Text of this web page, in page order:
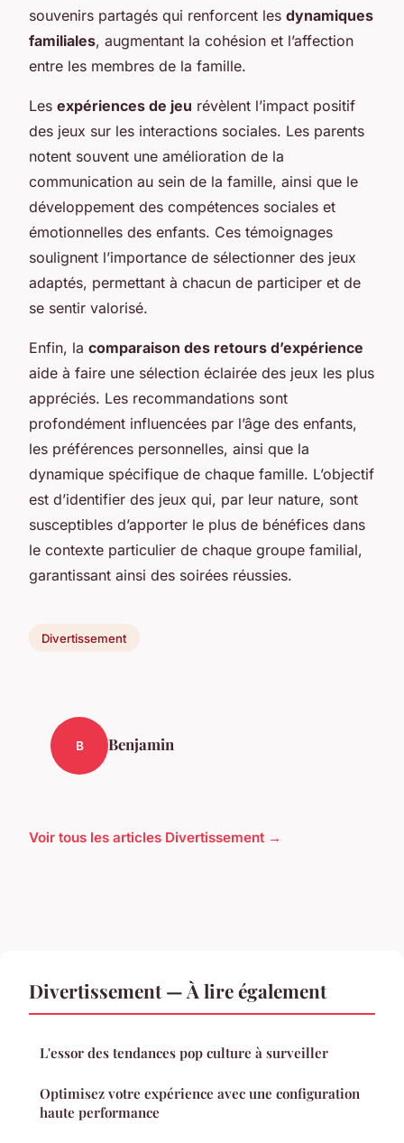
souvenirs partagés qui renforcent les dynamiques
familiales, augmentant la cohésion et l’affection
entre les membres de la famille.
Les expériences de jeu révèlent l’impact positif
des jeux sur les interactions sociales. Les parents
notent souvent une amélioration de la
communication au sein de la famille, ainsi que le
développement des compétences sociales et
émotionnelles des enfants. Ces témoignages
soulignent l’importance de sélectionner des jeux
adaptés, permettant à chacun de participer et de
se sentir valorisé.
Enfin, la comparaison des retours d’expérience
aide à faire une sélection éclairée des jeux les plus
appréciés. Les recommandations sont
profondément influencées par l’âge des enfants,
les préférences personnelles, ainsi que la
dynamique spécifique de chaque famille. L’objectif
est d’identifier des jeux qui, par leur nature, sont
susceptibles d’apporter le plus de bénéfices dans
le contexte particulier de chaque groupe familial,
garantissant ainsi des soirées réussies.
Divertissement
B Benjamin
Voir tous les articles Divertissement →
Divertissement — À lire également
L'essor des tendances pop culture à surveiller
Optimisez votre expérience avec une configuration
haute performance